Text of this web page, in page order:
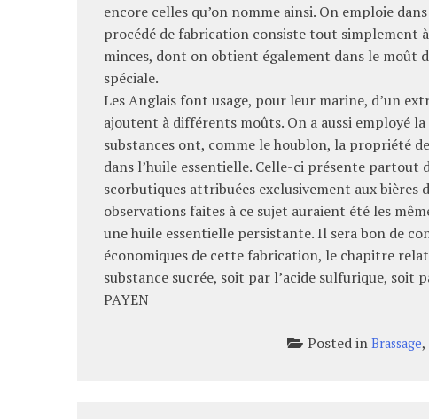
encore celles qu’on nomme ainsi. On emploie
procédé de fabrication consiste tout simplement
minces, dont on obtient également dans le moût
spéciale.
Les Anglais font usage, pour leur marine, d’un
ajoutent à différents moûts. On a aussi employé
substances ont, comme le houblon, la propriété
dans l’huile essentielle. Celle-ci présente partout
scorbutiques attribuées exclusivement aux
observations faites à ce sujet auraient été les
une huile essentielle persistante.Il sera bon de
économiques de cette fabrication, le chapitre
substance sucrée, soit par l’acide sulfurique, soit
PAYEN
Posted inBrassage,